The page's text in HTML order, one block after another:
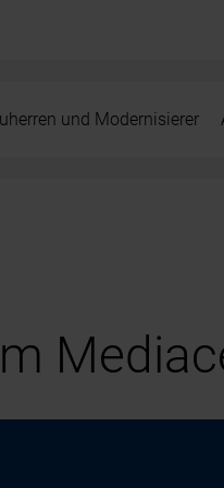
und Modernisierer